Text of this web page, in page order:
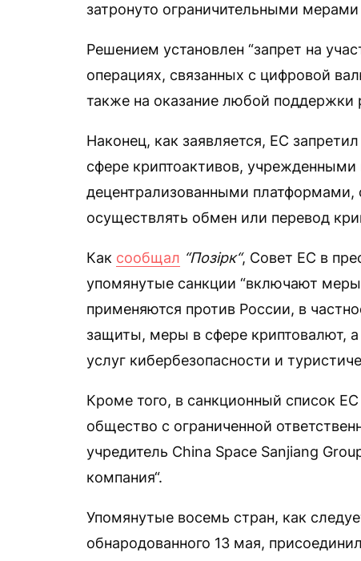
затронуто ограничительными мерами
Решением установлен “запрет на
операциях, связанных с цифровой
также на оказание любой поддержки
Наконец, как заявляется, ЕС
сфере криптоактивов,
децентрализованными
осуществлять обмен или перевод
Как сообщал “Позірк“, Совет ЕС в
упомянутые санкции “включают
применяются против России, в
защиты, меры в сфере криптовалют,
услуг кибербезопасности и
Кроме того, в санкционный список
общество с ограниченной
учредитель China Space Sanjiang
компания“.
Упомянутые восемь стран, как
обнародованного 13 мая,